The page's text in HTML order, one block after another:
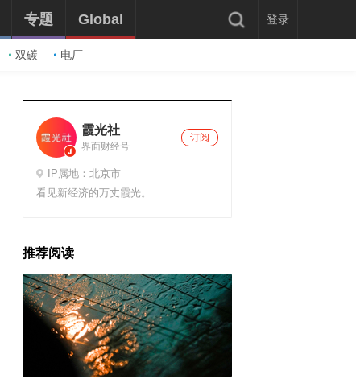
双碳 电厂
专题 Global 登录
霞光社
界面财经号
订阅
IP属地：北京市
看见新经济的万丈霞光。
推荐阅读